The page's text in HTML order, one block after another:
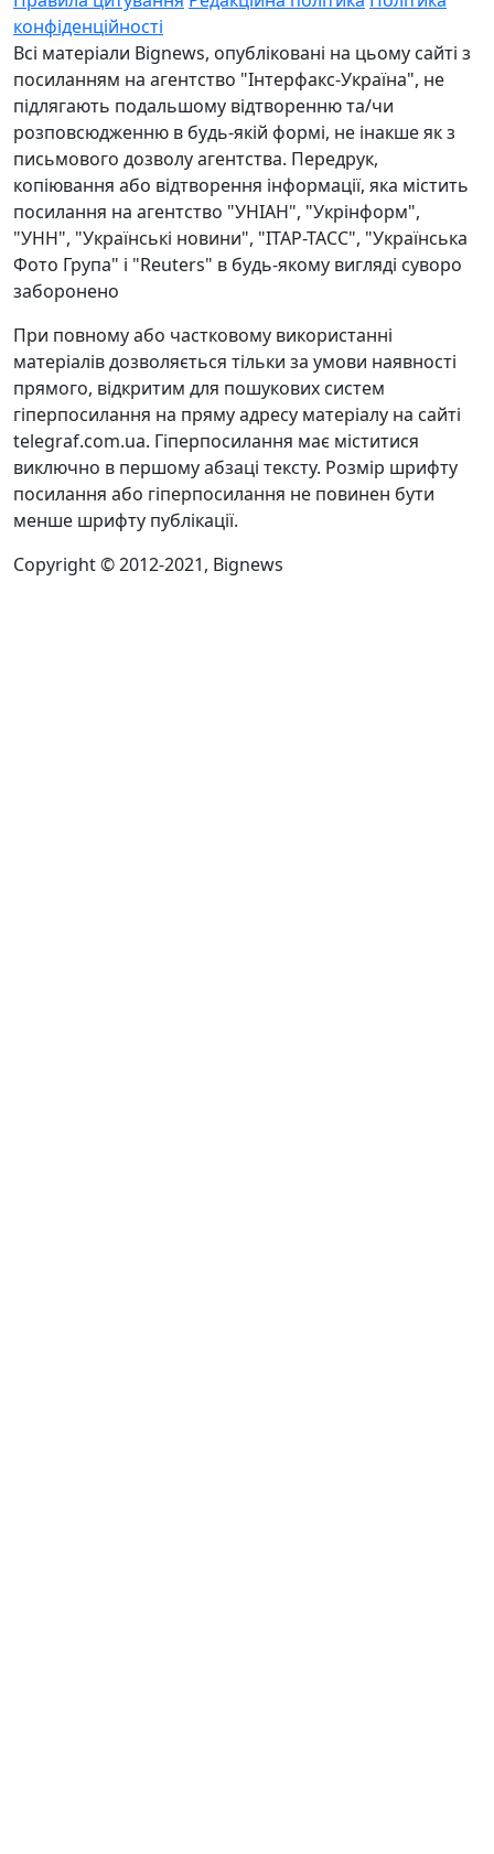
конфіденційності
Всі матеріали Bignews, опубліковані на цьому сайті з
посиланням на агентство "Інтерфакс-Україна", не
підлягають подальшому відтворенню та/чи
розповсюдженню в будь-якій формі, не інакше як з
письмового дозволу агентства. Передрук,
копіювання або відтворення інформації, яка містить
посилання на агентство "УНІАН", "Укрінформ",
"УНН", "Українські новини", "ІТАР-ТАСС", "Українська
Фото Група" і "Reuters" в будь-якому вигляді суворо
заборонено
При повному або частковому використанні
матеріалів дозволяється тільки за умови наявності
прямого, відкритим для пошукових систем
гіперпосилання на пряму адресу матеріалу на сайті
telegraf.com.ua. Гіперпосилання має міститися
виключно в першому абзаці тексту. Розмір шрифту
посилання або гіперпосилання не повинен бути
менше шрифту публікації.
Copyright © 2012-2021, Bignews